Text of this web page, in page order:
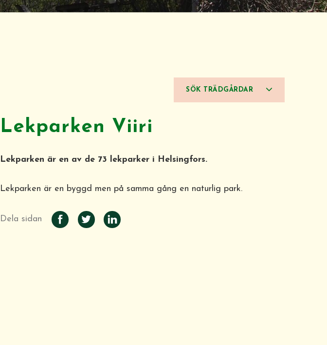
SÖK TRÄDGÅRDAR
Lekparken Viiri
Lekparken är en av de 73 lekparker i Helsingfors.
Lekparken är en byggd men på samma gång en naturlig park.
Dela sidan